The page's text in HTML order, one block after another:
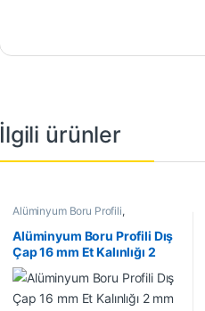
İlgili ürünler
Alüminyum Boru Profili,
Alüminyum Profil
İndirimli Ürünler
Alüminyum Boru Profili Dış
Çap 16 mm Et Kalınlığı 2
mm